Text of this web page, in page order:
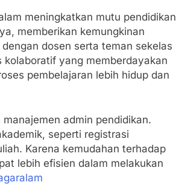
meningkatkan mutu pendidikan
memberikan kemungkinan
dosen serta teman sekelas
yang memberdayakan
pembelajaran lebih hidup dan
admin pendidikan.
seperti registrasi
Karena kemudahan terhadap
lebih efisien dalam melakukan